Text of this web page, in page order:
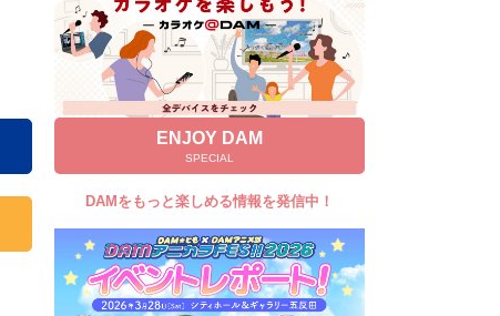
よくあるご質問
DAMの新曲・ランキングなど
カラオケ最新情報をチェック！
自宅でカラオケ歌い放題！
家族や友達と一緒に！練習にも！
ENJOY DAM
SPECIAL
DAMをもっと楽しめる情報を発信中！